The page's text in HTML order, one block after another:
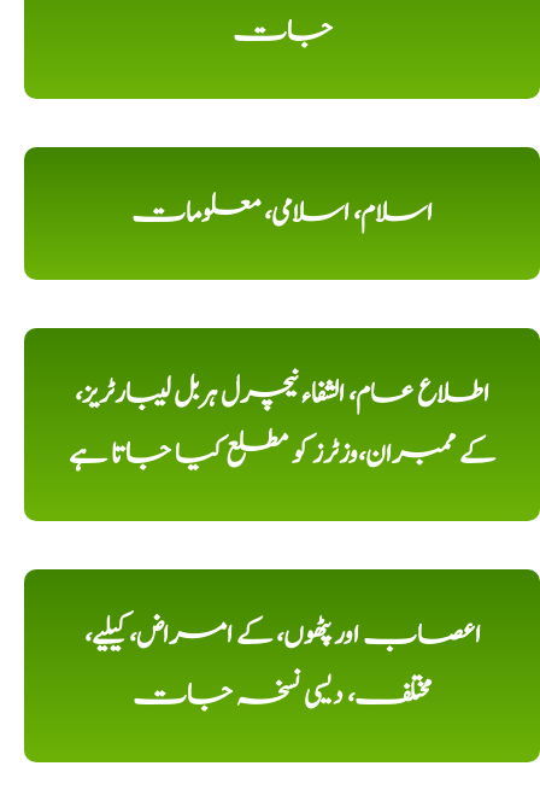
جات
اسلام، اسلامی، معلومات
اطلاع عام، الشفاء نیچرل ہربل لیبارٹریز،
کے ممبران،وزٹرز کو مطلع کیا جاتا ہے
اعصاب اور پٹھوں، کے امراض، کیلیے،
مختلف، دیسی نسخہ جات